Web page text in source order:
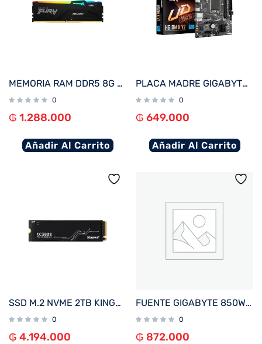
MEMORIA RAM DDR5 8G 6000 KINGSTON FURY BEAST BK KF560C36BBEA-8 RGB XMP
0
₲ 1.288.000
Añadir Al Carrito
PLACA MADRE GIGABYTE 1700 H610M K V2 DDR5 S/R/HDMI/DP/M2/USB3.2/MATX
0
₲ 649.000
Añadir Al Carrito
SSD M.2 NVME 2TB KINGSTON KC3000 SKC3000D/2048G 7000/7000 PCIE 4.0
0
₲ 4.194.000
FUENTE GIGABYTE 850W 80PLUS GOLD FULL MODULAR BIVOLT GP-UD850GM
0
₲ 872.000